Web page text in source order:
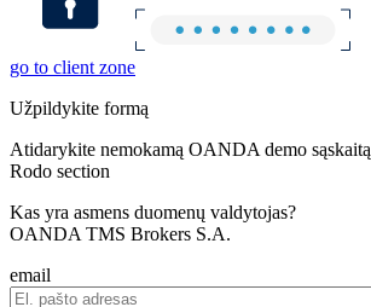
go to client zone
Užpildykite formą
Atidarykite nemokamą OANDA demo sąskaitą
Rodo section
Kas yra asmens duomenų valdytojas?
OANDA TMS Brokers S.A.
email